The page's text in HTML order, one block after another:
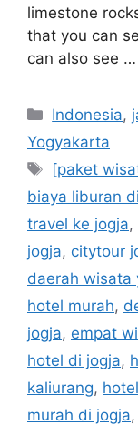
limestone
that you can
can also see …
Indonesia,
Yogyakarta
[paket
biaya liburan
travel ke jogja,
jogja, citytour
daerah wisata
hotel murah,
jogja, empat
hotel di jogja,
kaliurang,
murah di jogja,